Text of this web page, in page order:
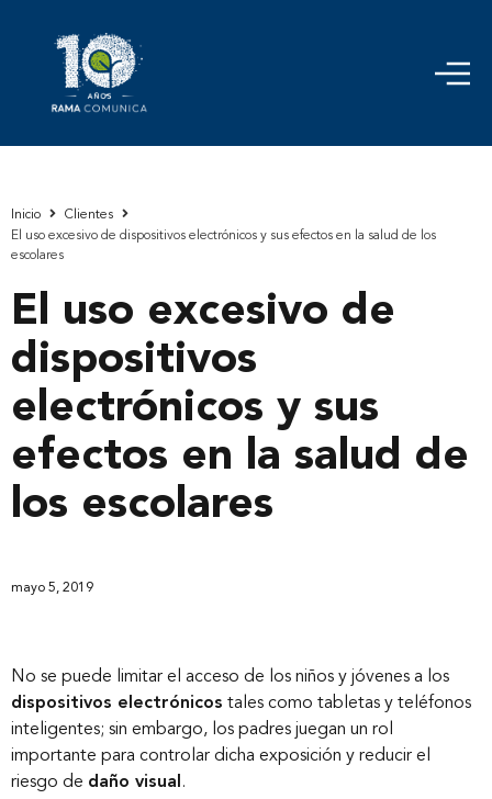
Inicio
Clientes
El uso excesivo de dispositivos electrónicos y sus efectos en la salud de los
escolares
El uso excesivo de
dispositivos
electrónicos y sus
efectos en la salud de
los escolares
mayo 5, 2019
No se puede limitar el acceso de los niños y jóvenes a los
dispositivos electrónicos tales como tabletas y teléfonos
inteligentes; sin embargo, los padres juegan un rol
importante para controlar dicha exposición y reducir el
riesgo de daño visual .